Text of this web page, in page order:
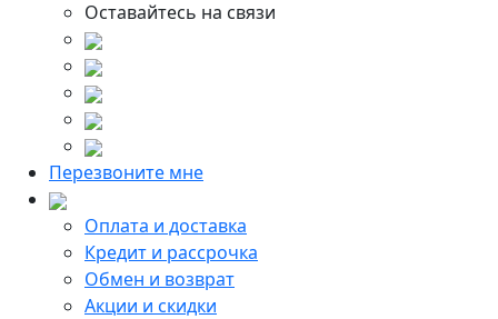
Оставайтесь на связи
Перезвоните мне
Оплата и доставка
Кредит и рассрочка
Обмен и возврат
Акции и скидки